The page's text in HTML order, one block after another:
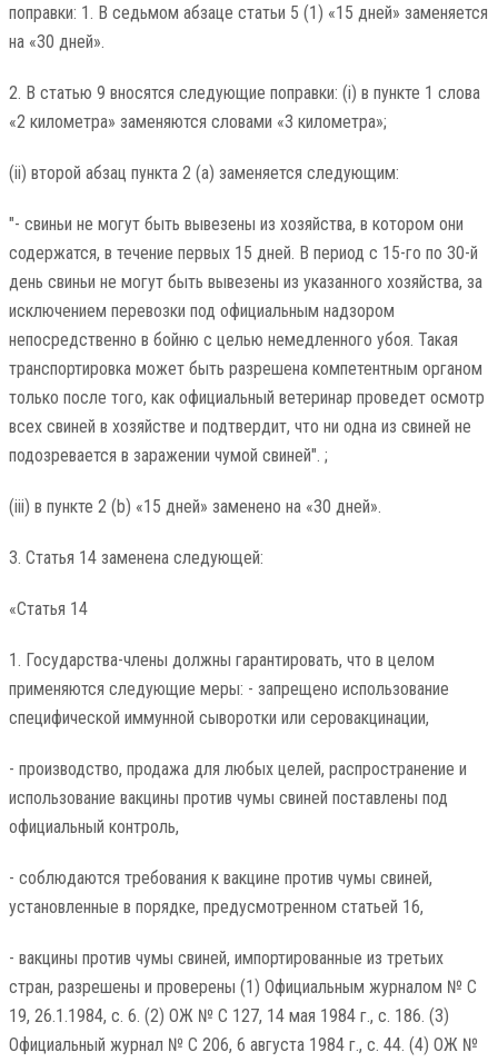
поправки: 1. В седьмом абзаце статьи 5 (1) «15 дней» заменяется
на «30 дней».
2. В статью 9 вносятся следующие поправки: (i) в пункте 1 слова
«2 километра» заменяются словами «3 километра»;
(ii) второй абзац пункта 2 (a) заменяется следующим:
"- свиньи не могут быть вывезены из хозяйства, в котором они
содержатся, в течение первых 15 дней. В период с 15-го по 30-й
день свиньи не могут быть вывезены из указанного хозяйства, за
исключением перевозки под официальным надзором
непосредственно в бойню с целью немедленного убоя. Такая
транспортировка может быть разрешена компетентным органом
только после того, как официальный ветеринар проведет осмотр
всех свиней в хозяйстве и подтвердит, что ни одна из свиней не
подозревается в заражении чумой свиней". ;
(iii) в пункте 2 (b) «15 дней» заменено на «30 дней».
3. Статья 14 заменена следующей:
«Статья 14
1. Государства-члены должны гарантировать, что в целом
применяются следующие меры: - запрещено использование
специфической иммунной сыворотки или серовакцинации,
- производство, продажа для любых целей, распространение и
использование вакцины против чумы свиней поставлены под
официальный контроль,
- соблюдаются требования к вакцине против чумы свиней,
установленные в порядке, предусмотренном статьей 16,
- вакцины против чумы свиней, импортированные из третьих
стран, разрешены и проверены (1) Официальным журналом № C
19, 26.1.1984, с. 6. (2) ОЖ № C 127, 14 мая 1984 г., с. 186. (3)
Официальный журнал № C 206, 6 августа 1984 г., с. 44. (4) ОЖ №